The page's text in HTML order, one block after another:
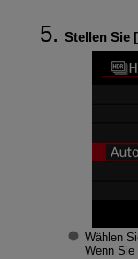
Stellen Sie [
Wählen
Wenn